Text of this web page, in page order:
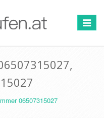
Toggle
06507315027